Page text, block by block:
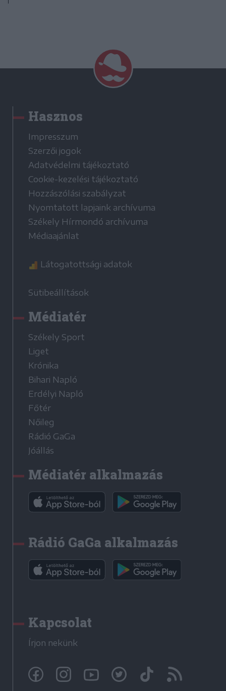
Hasznos
Impresszum
Szerzői jogok
Adatvédelmi tájékoztató
Cookie-kezelési tájékoztató
Hozzászólási szabályzat
Nyomtatott lapjaink archívuma
Székely Hírmondó archívuma
Médiaajánlat
Látogatottsági adatok
Sütibeállítások
Médiatér
Székely Sport
Liget
Krónika
Bihari Napló
Erdélyi Napló
Főtér
Nőileg
Rádió GaGa
Jóállás
Médiatér alkalmazás
Rádió GaGa alkalmazás
Kapcsolat
Írjon nekünk